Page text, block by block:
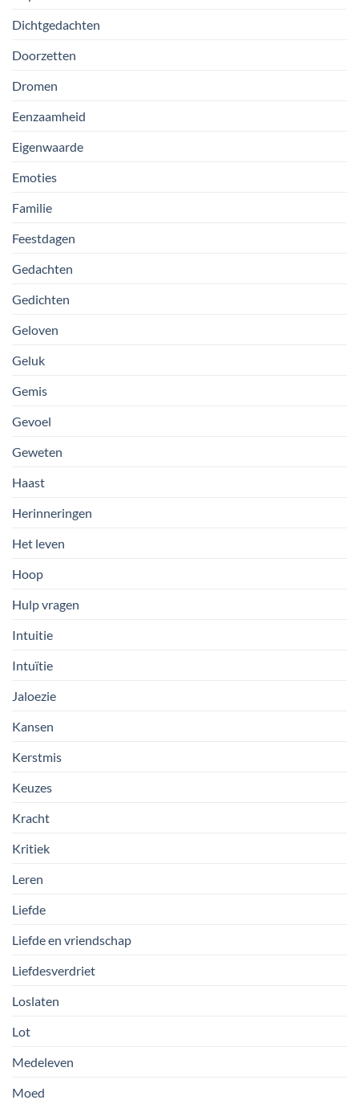
Dichtgedachten
Doorzetten
Dromen
Eenzaamheid
Eigenwaarde
Emoties
Familie
Feestdagen
Gedachten
Gedichten
Geloven
Geluk
Gemis
Gevoel
Geweten
Haast
Herinneringen
Het leven
Hoop
Hulp vragen
Intuitie
Intuïtie
Jaloezie
Kansen
Kerstmis
Keuzes
Kracht
Kritiek
Leren
Liefde
Liefde en vriendschap
Liefdesverdriet
Loslaten
Lot
Medeleven
Moed